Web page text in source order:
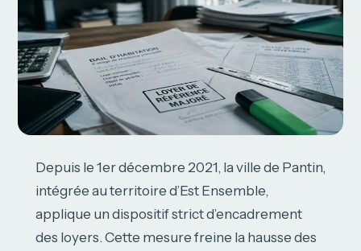
Depuis le 1er décembre 2021, la ville de Pantin,
intégrée au territoire d’Est Ensemble,
applique un dispositif strict d’encadrement
des loyers. Cette mesure freine la hausse des